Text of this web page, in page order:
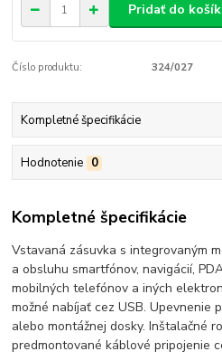
Pridať do
Číslo produktu: 324/027
Kompletné špecifikácie
Hodnotenie 0
Kompletné špecifikácie
Vstavaná zásuvka s integrovaným
a obsluhu smartfónov, navigácií,
mobilných telefónov a iných
možné nabíjať cez USB. Upevnenie
alebo montážnej dosky. Inštalačné
predmontované káblové pripojenie